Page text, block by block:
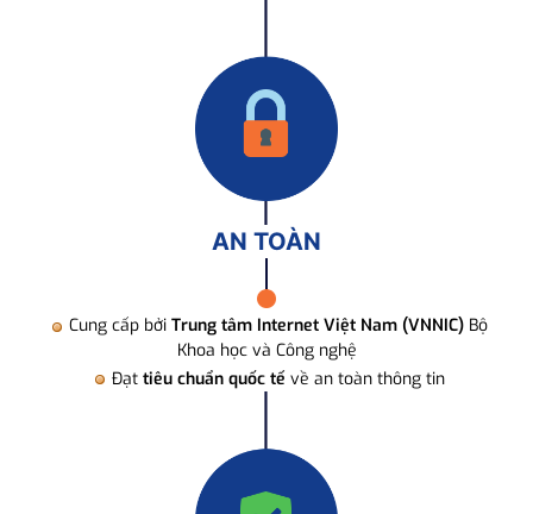
AN TOÀN
Cung cấp bởi Trung tâm Internet Việt Nam (VNNIC) Bộ
Khoa học và Công nghệ
Đạt tiêu chuẩn quốc tế về an toàn thông tin